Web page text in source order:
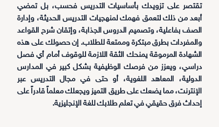
تقتصر على تزويدك بأساسيات التدريس فحسب، بل تمضي
أبعد من ذلك لتعمق فهمك لمنهجيات التدريس الحديثة، وإدارة
الصف بفاعلية، وتصميم الدروس الجذابة، وإتقان شرح القواعد
والمفردات بطرق مبتكرة وممتعة للطلاب. إن حصولك على هذه
الشهادة المرموقة يمنحك الثقة اللازمة للوقوف أمام أي فصل
دراسي، ويعزز من فرصك الوظيفية بشكل كبير في المدارس
الدولية، المعاهد اللغوية، أو حتى في مجال التدريس عبر
الإنترنت، مما يضعك على طريق التميز ويجعلك معلماً قادراً على
إحداث فرق حقيقي في تعلم طلابك للغة الإنجليزية.